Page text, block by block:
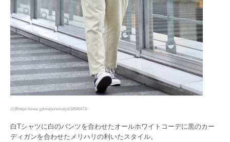
出典https://wear.jp/meipurerkotya/18540473/
白Tシャツに白のパンツを合わせたオールホワイトコーデに黒のカー
ディガンを合わせたメリハリの利いたスタイル。